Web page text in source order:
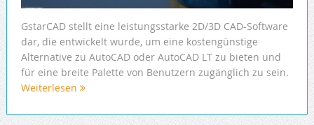
GstarCAD stellt eine leistungsstarke 2D/3D CAD-Software
dar, die entwickelt wurde, um eine kostengünstige
Alternative zu AutoCAD oder AutoCAD LT zu bieten und
für eine breite Palette von Benutzern zugänglich zu sein.
Weiterlesen